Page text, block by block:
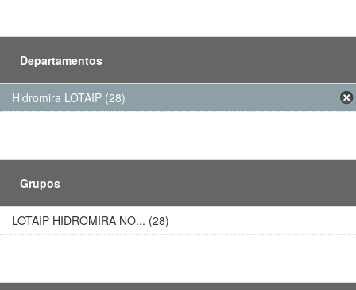
Departamentos
Hidromira LOTAIP (28)
Grupos
LOTAIP HIDROMIRA NO... (28)